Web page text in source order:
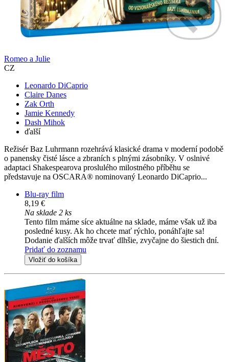
Romeo a Julie
CZ
Leonardo DiCaprio
Claire Danes
Zak Orth
Jamie Kennedy
Dash Mihok
ďalší
Režisér Baz Luhrmann rozehrává klasické drama v moderní podobě
o panensky čisté lásce a zbraních s plnými zásobníky. V oslnivé
adaptaci Shakespearova proslulého milostného příběhu se
představuje na OSCARA® nominovaný Leonardo DiCaprio...
Blu-ray film
8,19 €
Na sklade 2 ks
Tento film máme síce aktuálne na sklade, máme však už iba
posledné kusy. Ak ho chcete mať rýchlo, ponáhľajte sa!
Dodanie ďalších môže trvať dlhšie, zvyčajne do šiestich dní.
Pridať do zoznamu
Vložiť do košíka